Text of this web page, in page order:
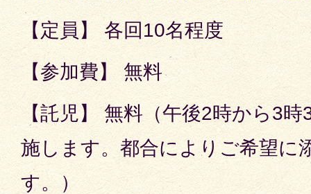
【定員】 各回10名程度
【参加費】 無料
【託児】 無料（午後2時から3
施します。都合によりご希望に
す。）